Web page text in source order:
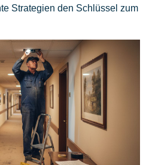
Strategien den Schlüssel zum